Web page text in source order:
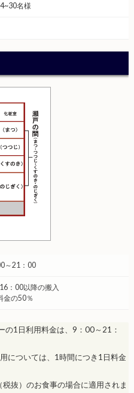
名様
～21：00
：00以降の搬入
金の50％
の1日利用料金は、9：00～21：
については、1時間につき1日料金
抜）のお食事の場合に適用されま